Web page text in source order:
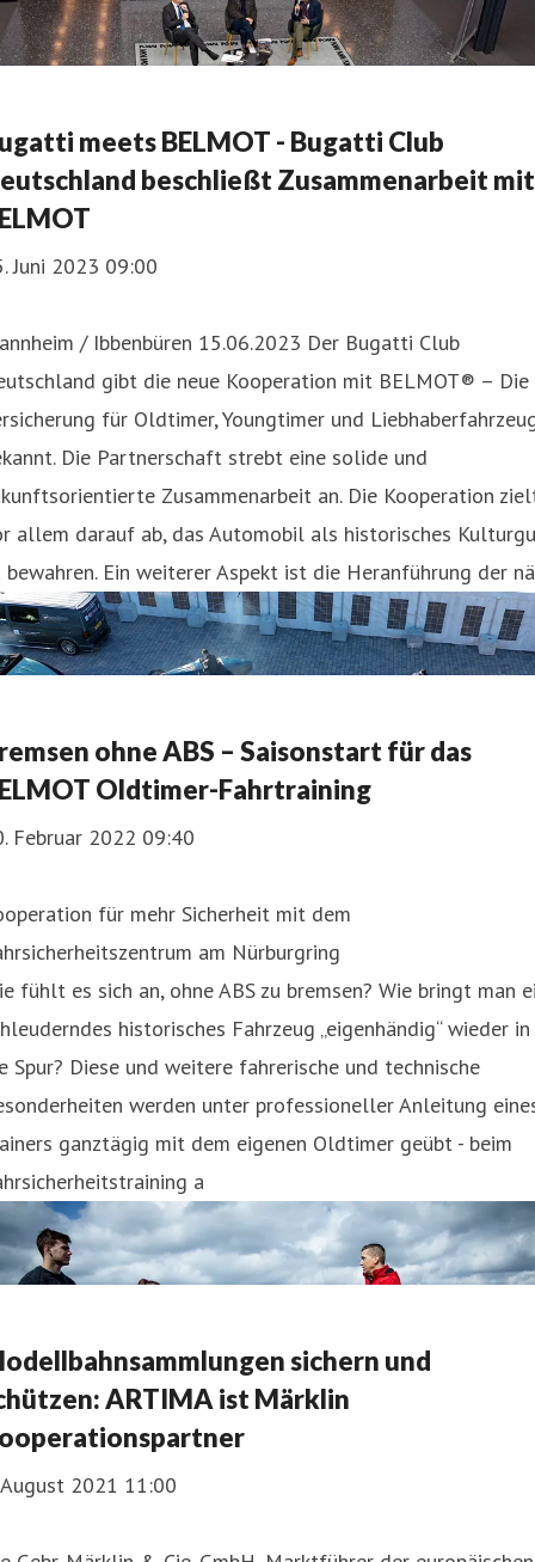
meets BELMOT - Bugatti Club
beschließt Zusammenarbeit mit
Juni 2023 09:00
/ Ibbenbüren 15.06.2023 Der Bugatti Club
gibt die neue Kooperation mit BELMOT® – Die
für Oldtimer, Youngtimer und
Die Partnerschaft strebt eine solide und
Zusammenarbeit an. Die Kooperation
allem darauf ab, das Automobil als historisches
bewahren. Ein weiterer Aspekt ist die Heranführung der nä
ohne ABS – Saisonstart für das
Oldtimer-Fahrtraining
Februar 2022 09:40
für mehr Sicherheit mit dem
am Nürburgring
fühlt es sich an, ohne ABS zu bremsen? Wie bringt man
historisches Fahrzeug „eigenhändig“ wieder in
Spur? Diese und weitere fahrerische und technische
werden unter professioneller Anleitung
ganztägig mit dem eigenen Oldtimer geübt - beim
a
sichern und
ARTIMA ist Märklin
2021 11:00